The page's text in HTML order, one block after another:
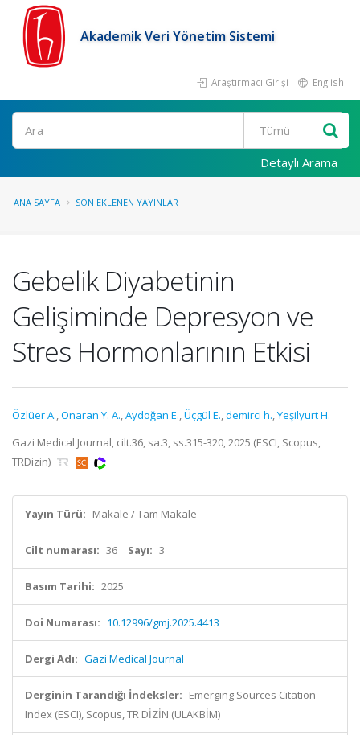
Akademik Veri Yönetim Sistemi
Araştırmacı Girişi English
Ara
Detaylı Arama
ANA SAYFA SON EKLENEN YAYINLAR
Gebelik Diyabetinin
Gelişiminde Depresyon ve
Stres Hormonlarının Etkisi
Özlüer A.,Onaran Y. A.,Aydoğan E.,Üçgül E.,demirci h.,Yeşilyurt H.
Gazi Medical Journal, cilt.36, sa.3, ss.315-320, 2025 (ESCI, Scopus,
TRDizin)
Yayın Türü: Makale / Tam Makale
Cilt numarası: 36 Sayı: 3
Basım Tarihi: 2025
Doi Numarası: 10.12996/gmj.2025.4413
Dergi Adı: Gazi Medical Journal
Derginin Tarandığı İndeksler: Emerging Sources Citation
Index (ESCI), Scopus, TR DİZİN (ULAKBİM)